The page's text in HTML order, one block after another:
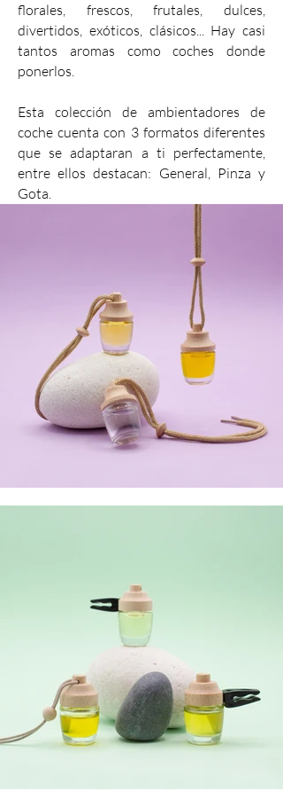
florales, frescos, frutales, dulces,
divertidos, exóticos, clásicos... Hay casi
tantos aromas como coches donde
ponerlos.
Esta colección de ambientadores de
coche cuenta con 3 formatos diferentes
que se adaptaran a ti perfectamente,
entre ellos destacan: General, Pinza y
Gota.